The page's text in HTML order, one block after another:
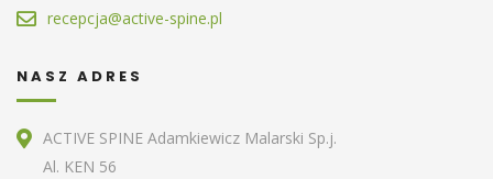
recepcja@active-spine.pl
NASZ ADRES
ACTIVE SPINE Adamkiewicz Malarski Sp.j.
Al. KEN 56